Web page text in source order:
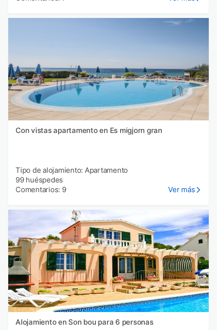
Con vistas apartamento en Es migjorn gran
Tipo de alojamiento: Apartamento
99 huéspedes
Comentarios: 9
Ver más
Alojamiento en Son bou para 6 personas